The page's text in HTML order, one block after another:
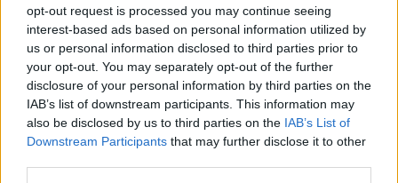
opt-out request is processed you may continue seeing
interest-based ads based on personal information utilized by
us or personal information disclosed to third parties prior to
your opt-out. You may separately opt-out of the further
disclosure of your personal information by third parties on the
IAB’s list of downstream participants. This information may
also be disclosed by us to third parties on the IAB’s List of
Downstream Participants that may further disclose it to other
Elkészült a Liszt Ferenc repülőtér
közelében lévő logisztikai bázis út- és
közműhálózatának fejlesztése
Látlelet a hazai víziközművekről?